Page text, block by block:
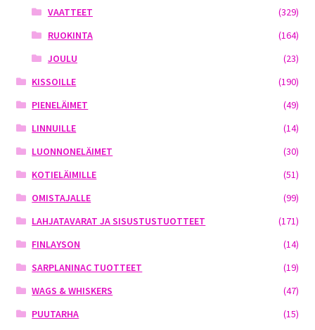
VAATTEET
(329)
RUOKINTA
(164)
JOULU
(23)
KISSOILLE
(190)
PIENELÄIMET
(49)
LINNUILLE
(14)
LUONNONELÄIMET
(30)
KOTIELÄIMILLE
(51)
OMISTAJALLE
(99)
LAHJATAVARAT JA SISUSTUSTUOTTEET
(171)
FINLAYSON
(14)
SARPLANINAC TUOTTEET
(19)
WAGS & WHISKERS
(47)
PUUTARHA
(15)